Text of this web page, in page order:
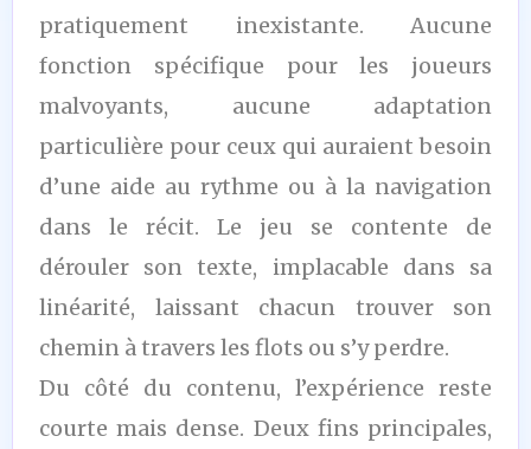
pratiquement inexistante. Aucune
fonction spécifique pour les joueurs
malvoyants, aucune adaptation
particulière pour ceux qui auraient besoin
d’une aide au rythme ou à la navigation
dans le récit. Le jeu se contente de
dérouler son texte, implacable dans sa
linéarité, laissant chacun trouver son
chemin à travers les flots ou s’y perdre.
Du côté du contenu, l’expérience reste
courte mais dense. Deux fins principales,